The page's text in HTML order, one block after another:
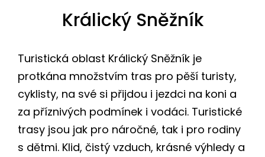
Králický Sněžník
Turistická oblast Králický Sněžník je
protkána množstvím tras pro pěší turisty,
cyklisty, na své si přijdou i jezdci na koni a
za příznivých podmínek i vodáci. Turistické
trasy jsou jak pro náročné, tak i pro rodiny
s dětmi. Klid, čistý vzduch, krásné výhledy a